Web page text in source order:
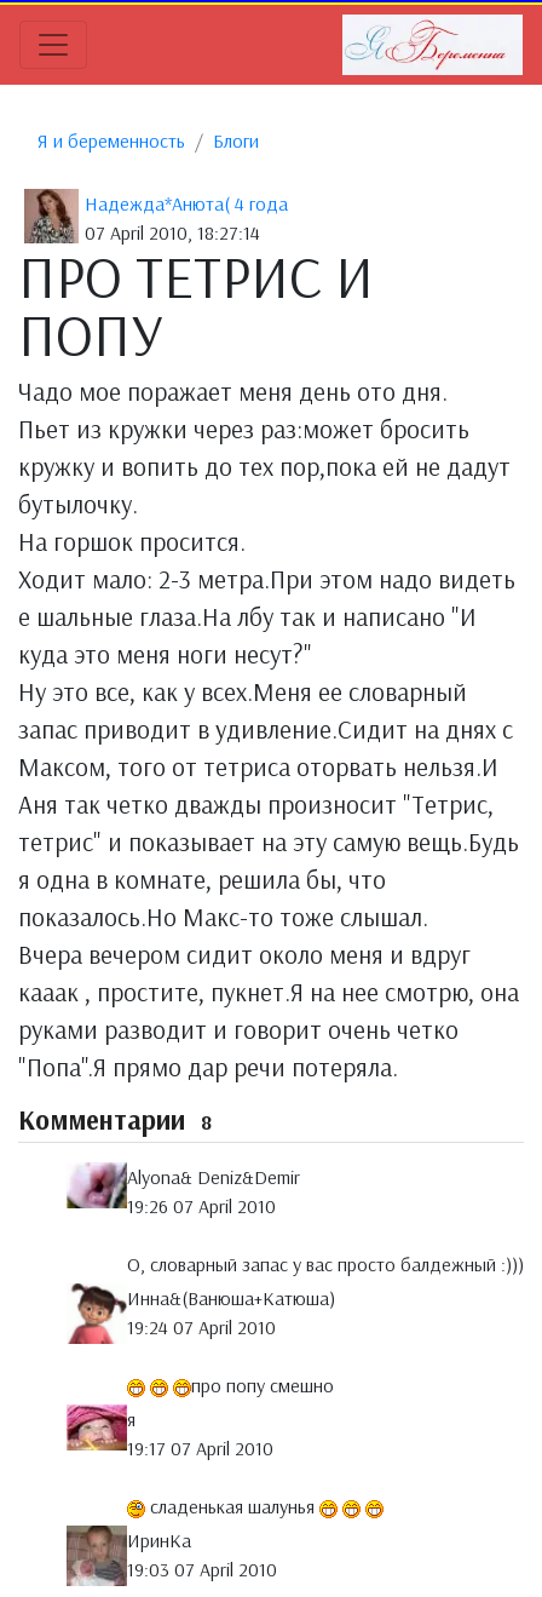
Я и беременность Блоги
Надежда*Анюта( 4 годa
07 April 2010, 18:27:14
ПРО ТЕТРИС И
ПОПУ
Чадо мое поражает меня день ото дня.
Пьет из кружки через раз:может бросить
кружку и вопить до тех пор,пока ей не дадут
бутылочку.
На горшок просится.
Ходит мало: 2-3 метра.При этом надо видеть
е шальные глаза.На лбу так и написано "И
куда это меня ноги несут?"
Ну это все, как у всех.Меня ее словарный
запас приводит в удивление.Сидит на днях с
Максом, того от тетриса оторвать нельзя.И
Аня так четко дважды произносит "Тетрис,
тетрис" и показывает на эту самую вещь.Будь
я одна в комнате, решила бы, что
показалось.Но Макс-то тоже слышал.
Вчера вечером сидит около меня и вдруг
кааак , простите, пукнет.Я на нее смотрю, она
руками разводит и говорит очень четко
"Попа".Я прямо дар речи потеряла.
Комментарии 8
Alyona& Deniz&Demir
19:26 07 April 2010
О, словарный запас у вас просто балдежный :)))
Инна&(Ванюша+Катюша)
19:24 07 April 2010
про попу смешно
я
19:17 07 April 2010
сладенькая шалунья
ИринКа
19:03 07 April 2010